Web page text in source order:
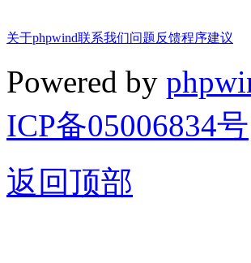
关于phpwind联系我们问题反馈程序建议
Powered by
ICP备05006834号
返回顶部